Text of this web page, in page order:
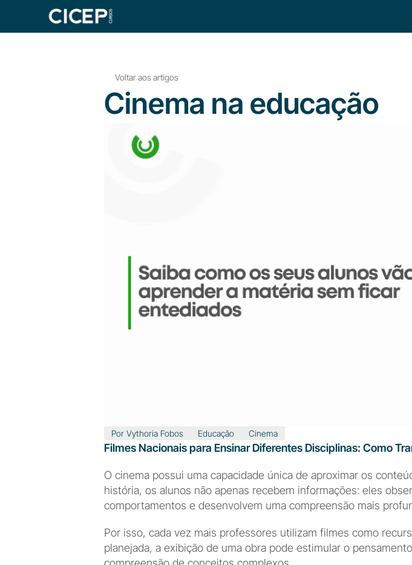
Voltar aos artigos
Cinema na educação
Por Vythoria Fobos Educação Cinema
Filmes Nacionais para Ensinar Diferentes Disciplinas: Como
O cinema possui uma capacidade única de aproximar os
história, os alunos não apenas recebem informações: eles
comportamentos e desenvolvem uma compreensão mais
Por isso, cada vez mais professores utilizam filmes como
planejada, a exibição de uma obra pode estimular o